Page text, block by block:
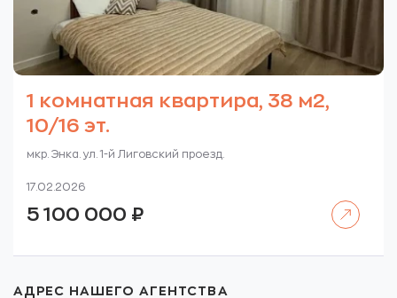
1 комнатная квартира, 38 м2,
10/16 эт.
мкр. Энка. ул. 1-й Лиговский проезд.
17.02.2026
5 100 000 ₽
АДРЕС НАШЕГО АГЕНТСТВА